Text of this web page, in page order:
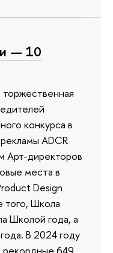
— 10
торжественная
конкурса в
ADCR
Арт-директоров
места в
Design
того, Школа
Школой года, а
В 2024 году
рекордные 649